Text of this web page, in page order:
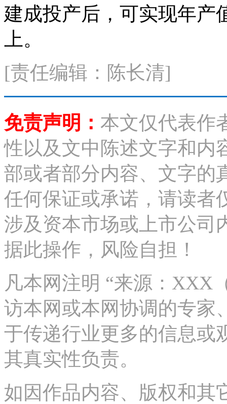
建成投产后，可实现年产
上。
[责任编辑：陈长清]
免责声明： 本文仅代表作
性以及文中陈述文字和内
部或者部分内容、文字的
任何保证或承诺，请读者
涉及资本市场或上市公司
据此操作，风险自担！
凡本网注明 “来源：XXX
访本网或本网协调的专家
于传递行业更多的信息或
其真实性负责。
如因作品内容、版权和其